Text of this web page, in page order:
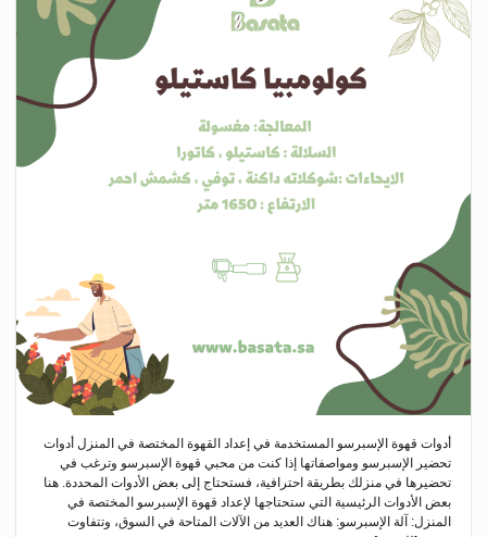
أدوات قهوة الإسبرسو المستخدمة في إعداد القهوة المختصة في المنزل أدوات
تحضير الإسبرسو ومواصفاتها إذا كنت من محبي قهوة الإسبرسو وترغب في
تحضيرها في منزلك بطريقة احترافية، فستحتاج إلى بعض الأدوات المحددة. هنا
بعض الأدوات الرئيسية التي ستحتاجها لإعداد قهوة الإسبرسو المختصة في
المنزل: آلة الإسبرسو: هناك العديد من الآلات المتاحة في السوق، وتتفاوت